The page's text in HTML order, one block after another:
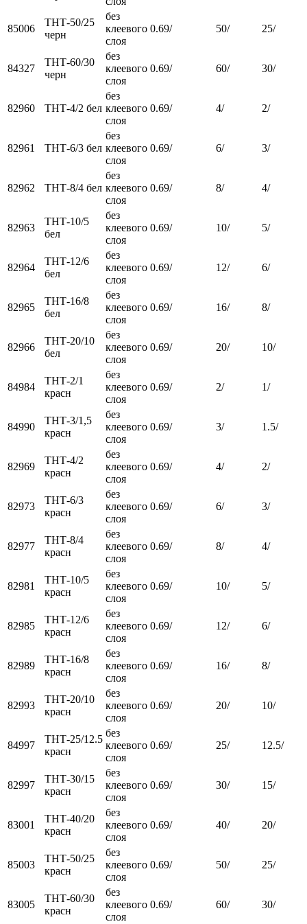
85006
ТНТ-50/25
черн
без
клеевого
слоя
0.69/ 50/ 25/
84327
ТНТ-60/30
черн
без
клеевого
слоя
0.69/ 60/ 30/
82960 ТНТ-4/2 бел
без
клеевого
слоя
0.69/ 4/ 2/
82961 ТНТ-6/3 бел
без
клеевого
слоя
0.69/ 6/ 3/
82962 ТНТ-8/4 бел
без
клеевого
слоя
0.69/ 8/ 4/
82963
ТНТ-10/5
бел
без
клеевого
слоя
0.69/ 10/ 5/
82964
ТНТ-12/6
бел
без
клеевого
слоя
0.69/ 12/ 6/
82965
ТНТ-16/8
бел
без
клеевого
слоя
0.69/ 16/ 8/
82966
ТНТ-20/10
бел
без
клеевого
слоя
0.69/ 20/ 10/
84984
ТНТ-2/1
красн
без
клеевого
слоя
0.69/ 2/ 1/
84990
ТНТ-3/1,5
красн
без
клеевого
слоя
0.69/ 3/ 1.5/
82969
ТНТ-4/2
красн
без
клеевого
слоя
0.69/ 4/ 2/
82973
ТНТ-6/3
красн
без
клеевого
слоя
0.69/ 6/ 3/
82977
ТНТ-8/4
красн
без
клеевого
слоя
0.69/ 8/ 4/
82981
ТНТ-10/5
красн
без
клеевого
слоя
0.69/ 10/ 5/
82985
ТНТ-12/6
красн
без
клеевого
слоя
0.69/ 12/ 6/
82989
ТНТ-16/8
красн
без
клеевого
слоя
0.69/ 16/ 8/
82993
ТНТ-20/10
красн
без
клеевого
слоя
0.69/ 20/ 10/
84997
ТНТ-25/12.5
красн
без
клеевого
слоя
0.69/ 25/ 12.5/
82997
ТНТ-30/15
красн
без
клеевого
слоя
0.69/ 30/ 15/
83001
ТНТ-40/20
красн
без
клеевого
слоя
0.69/ 40/ 20/
85003
ТНТ-50/25
красн
без
клеевого
слоя
0.69/ 50/ 25/
83005
ТНТ-60/30
красн
без
клеевого
слоя
0.69/ 60/ 30/